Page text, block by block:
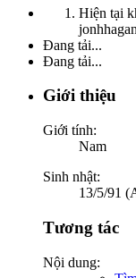
Hiện tại
Đang tải...
Đang tải...
Giới thiệu
Giới tính:
Nam
Sinh nhật:
13/5/91
Tương tác
Nội dung: